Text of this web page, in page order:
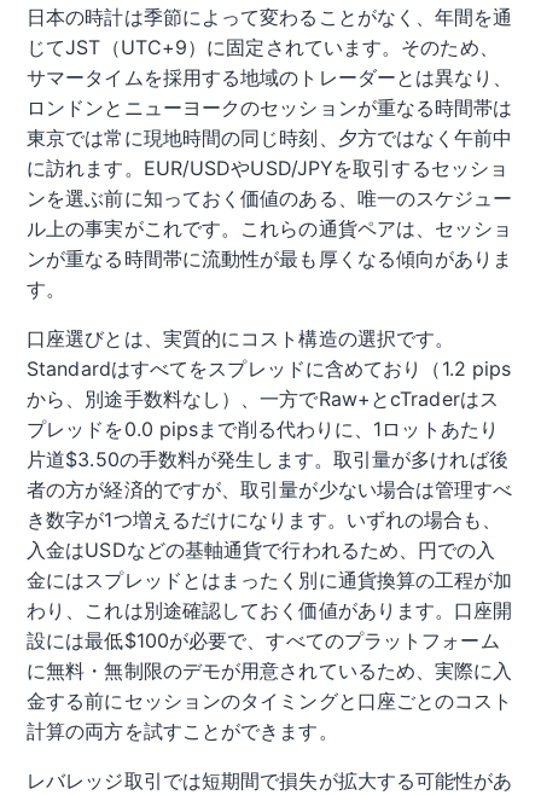
日本の時計は季節によって変わることがなく、年間を通
じてJST（UTC+9）に固定されています。そのため、
サマータイムを採用する地域のトレーダーとは異なり、
ロンドンとニューヨークのセッションが重なる時間帯は
東京では常に現地時間の同じ時刻、夕方ではなく午前中
に訪れます。EUR/USDやUSD/JPYを取引するセッショ
ンを選ぶ前に知っておく価値のある、唯一のスケジュー
ル上の事実がこれです。これらの通貨ペアは、セッショ
ンが重なる時間帯に流動性が最も厚くなる傾向がありま
す。
口座選びとは、実質的にコスト構造の選択です。
Standardはすべてをスプレッドに含めており（1.2 pips
から、別途手数料なし）、一方でRaw+とcTraderはス
プレッドを0.0 pipsまで削る代わりに、1ロットあたり
片道$3.50の手数料が発生します。取引量が多ければ後
者の方が経済的ですが、取引量が少ない場合は管理すべ
き数字が1つ増えるだけになります。いずれの場合も、
入金はUSDなどの基軸通貨で行われるため、円での入
金にはスプレッドとはまったく別に通貨換算の工程が加
わり、これは別途確認しておく価値があります。口座開
設には最低$100が必要で、すべてのプラットフォーム
に無料・無制限のデモが用意されているため、実際に入
金する前にセッションのタイミングと口座ごとのコスト
計算の両方を試すことができます。
レバレッジ取引では短期間で損失が拡大する可能性があ